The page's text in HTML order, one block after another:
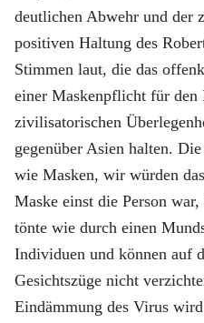
deutlichen Abwehr und der
positiven Haltung des
Stimmen laut, die das
einer Maskenpflicht für den
zivilisatorischen
gegenüber Asien halten.
wie Masken, wir würden
Maske einst die Person
tönte wie durch einen
Individuen und können auf
Gesichtszüge nicht
Eindämmung des Virus